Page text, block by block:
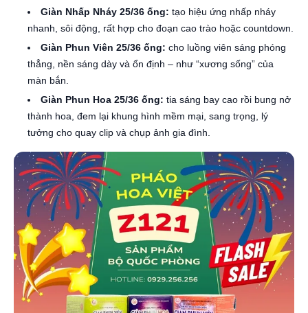
Giàn Nhấp Nháy 25/36 ống: tạo hiệu ứng nhấp nháy
nhanh, sôi động, rất hợp cho đoạn cao trào hoặc countdown.
Giàn Phun Viên 25/36 ống: cho luồng viên sáng phóng
thẳng, nền sáng dày và ổn định – như “xương sống” của
màn bắn.
Giàn Phun Hoa 25/36 ống: tia sáng bay cao rồi bung nở
thành hoa, đem lại khung hình mềm mại, sang trọng, lý
tưởng cho quay clip và chụp ảnh gia đình.